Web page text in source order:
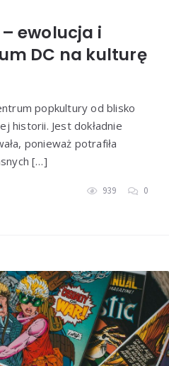
ewolucja i
DC na kulturę
popkultury od blisko
historii. Jest dokładnie
ponieważ potrafiła
[…]
939 0